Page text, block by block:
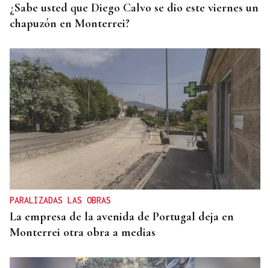
¿Sabe usted que Diego Calvo se dio este viernes un
chapuzón en Monterrei?
PARALIZADAS LAS OBRAS
La empresa de la avenida de Portugal deja en
Monterrei otra obra a medias